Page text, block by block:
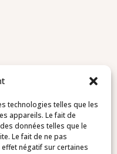
technologies telles que les
appareils. Le fait de
données telles que le
Le fait de ne pas
négatif sur certaines